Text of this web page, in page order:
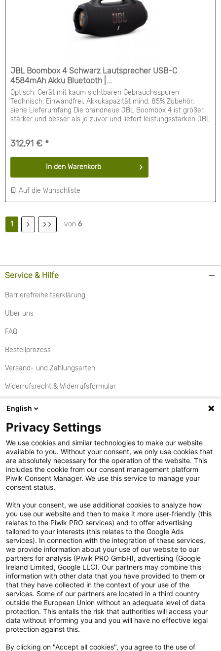
JBL Boombox 4 Schwarz Lautsprecher USB-C
4584mAh Akku Bluetooth |...
Optisch: Gerät mit kaum sichtbaren Gebrauchsspuren
Technisch: Einwandfrei, Akkukapazität mind. 85% Zubehör:
siehe Lieferumfang Die brandneue JBL Boombox 4 ist größer,
stärker und besser als je zuvor und liefert leistungsstarken JBL
mehr Leistung mit weniger...
312,91 € *
In den Warenkorb
Auf die Wunschliste
1 von 6
Service & Hilfe
Barrierefreiheitserklärung
Über uns
FAQ
Bestellprozess
Versand- und Zahlungsarten
Widerrufsrecht & Widerrufsformular
Rückgabe
Aktionen
Kontakt
Cookie Einstellungen
Vertrag widerrufen
Hinweisgebersystem
Allgemeine Geschäftsbedingungen
Impressum
Handy gebraucht Kaufen
Neuware Technikdeals
Newsletter
Abonniere unseren kostenlosen Newsletter und verpasse keine
English
Privacy Settings
We use cookies and similar technologies to make our website
available to you. Without your consent, we only use cookies that
are absolutely necessary for the operation of the website. This
includes the cookie from our consent management platform
Piwik Consent Manager. We use this service to manage your
consent status.
With your consent, we use additional cookies to analyze how
you use our website and then to make it more user-friendly (this
relates to the Piwik PRO services) and to offer advertising
tailored to your interests (this relates to the Google Ads
services). In connection with the integration of these services,
we provide information about your use of our website to our
partners for analysis (Piwik PRO GmbH), advertising (Google
Ireland Limited, Google LLC). Our partners may combine this
information with other data that you have provided to them or
that they have collected in the context of your use of the
services. Some of our partners are located in a third country
outside the European Union without an adequate level of data
protection. This entails the risk that authorities will access your
data without informing you and you will have no effective legal
protection against this.
By clicking on "Accept all cookies", you agree to the use of